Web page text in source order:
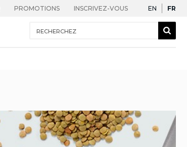
PROMOTIONS INSCRIVEZ-VOUS EN English
FR
Recherchez